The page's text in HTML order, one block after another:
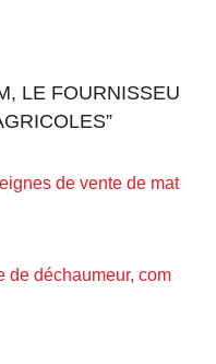
LE FOURNISSEU
de vente de mat
de déchaumeur, com